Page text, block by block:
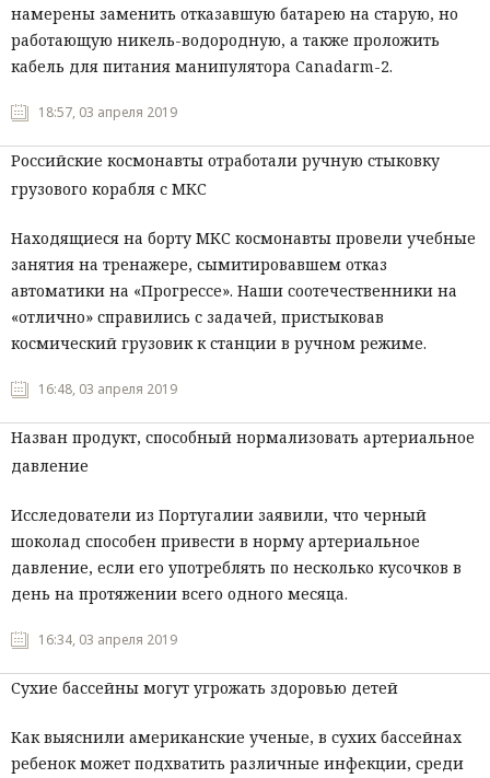
намерены заменить отказавшую батарею на старую, но
работающую никель-водородную, а также проложить
кабель для питания манипулятора Canadarm-2.
18:57, 03 апреля 2019
Российские космонавты отработали ручную стыковку
грузового корабля с МКС
Находящиеся на борту МКС космонавты провели учебные
занятия на тренажере, сымитировавшем отказ
автоматики на «Прогрессе». Наши соотечественники на
«отлично» справились с задачей, пристыковав
космический грузовик к станции в ручном режиме.
16:48, 03 апреля 2019
Назван продукт, способный нормализовать артериальное
давление
Исследователи из Португалии заявили, что черный
шоколад способен привести в норму артериальное
давление, если его употреблять по несколько кусочков в
день на протяжении всего одного месяца.
16:34, 03 апреля 2019
Сухие бассейны могут угрожать здоровью детей
Как выяснили американские ученые, в сухих бассейнах
ребенок может подхватить различные инфекции, среди